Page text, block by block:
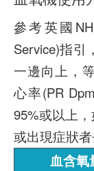
參考英國
Service)指引
一邊向上，
心率(PR
95%或以上
或出現症狀者
血含氧